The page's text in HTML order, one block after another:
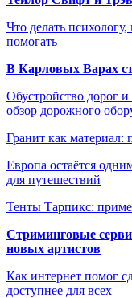
Что делать психологу,
помогать
В Карловых Варах
Обустройство дорог
обзор дорожного
Гранит как материал:
Европа остаётся
для путешествий
Тенты Тарпикс:
Стриминговые
новых артистов
Как интернет помог
доступнее для всех